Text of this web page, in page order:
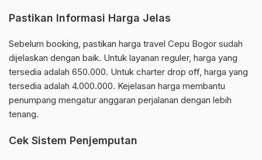
Pastikan Informasi Harga Jelas
Sebelum booking, pastikan harga travel Cepu Bogor sudah
dijelaskan dengan baik. Untuk layanan reguler, harga yang
tersedia adalah 650.000. Untuk charter drop off, harga yang
tersedia adalah 4.000.000. Kejelasan harga membantu
penumpang mengatur anggaran perjalanan dengan lebih
tenang.
Cek Sistem Penjemputan